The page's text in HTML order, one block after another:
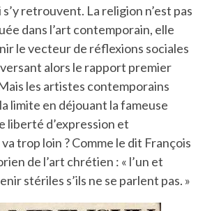
retrouvent. La religion n’est pas
dans l’art contemporain, elle
le vecteur de réflexions sociales
alors le rapport premier
les artistes contemporains
limite en déjouant la fameuse
liberté d’expression et
trop loin ? Comme le dit François
de l’art chrétien : « l’un et
stériles s’ils ne se parlent pas. »